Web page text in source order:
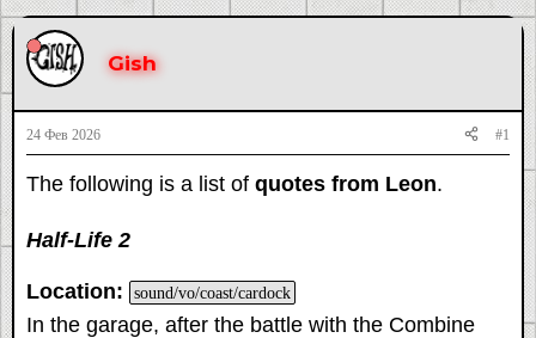
т
е
м
ы
а
а
Gish
24 Фев 2026 #1
The following is a list of quotes from Leon.
Half-Life 2
Location: sound/vo/coast/cardock
In the garage, after the battle with the Combine